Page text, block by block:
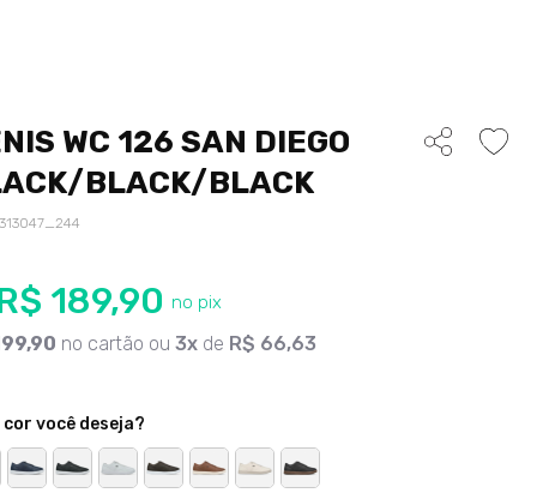
WC 126 SAN DIEGO
BLACK/BLACK
313047_244
189,90
,90 no cartão ou 3 de R$ 66,63
cor você deseja?